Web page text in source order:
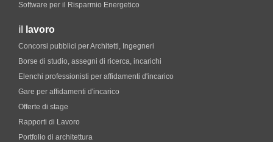
Software per il Risparmio Energetico
il lavoro
Concorsi pubblici per Architetti, Ingegneri
Borse di studio, assegni di ricerca, incarichi
Elenchi professionisti per affidamenti d'incarico
Gare per affidamenti d'incarico
Offerte di stage
Rapporti di Lavoro
Portfolio di architettura